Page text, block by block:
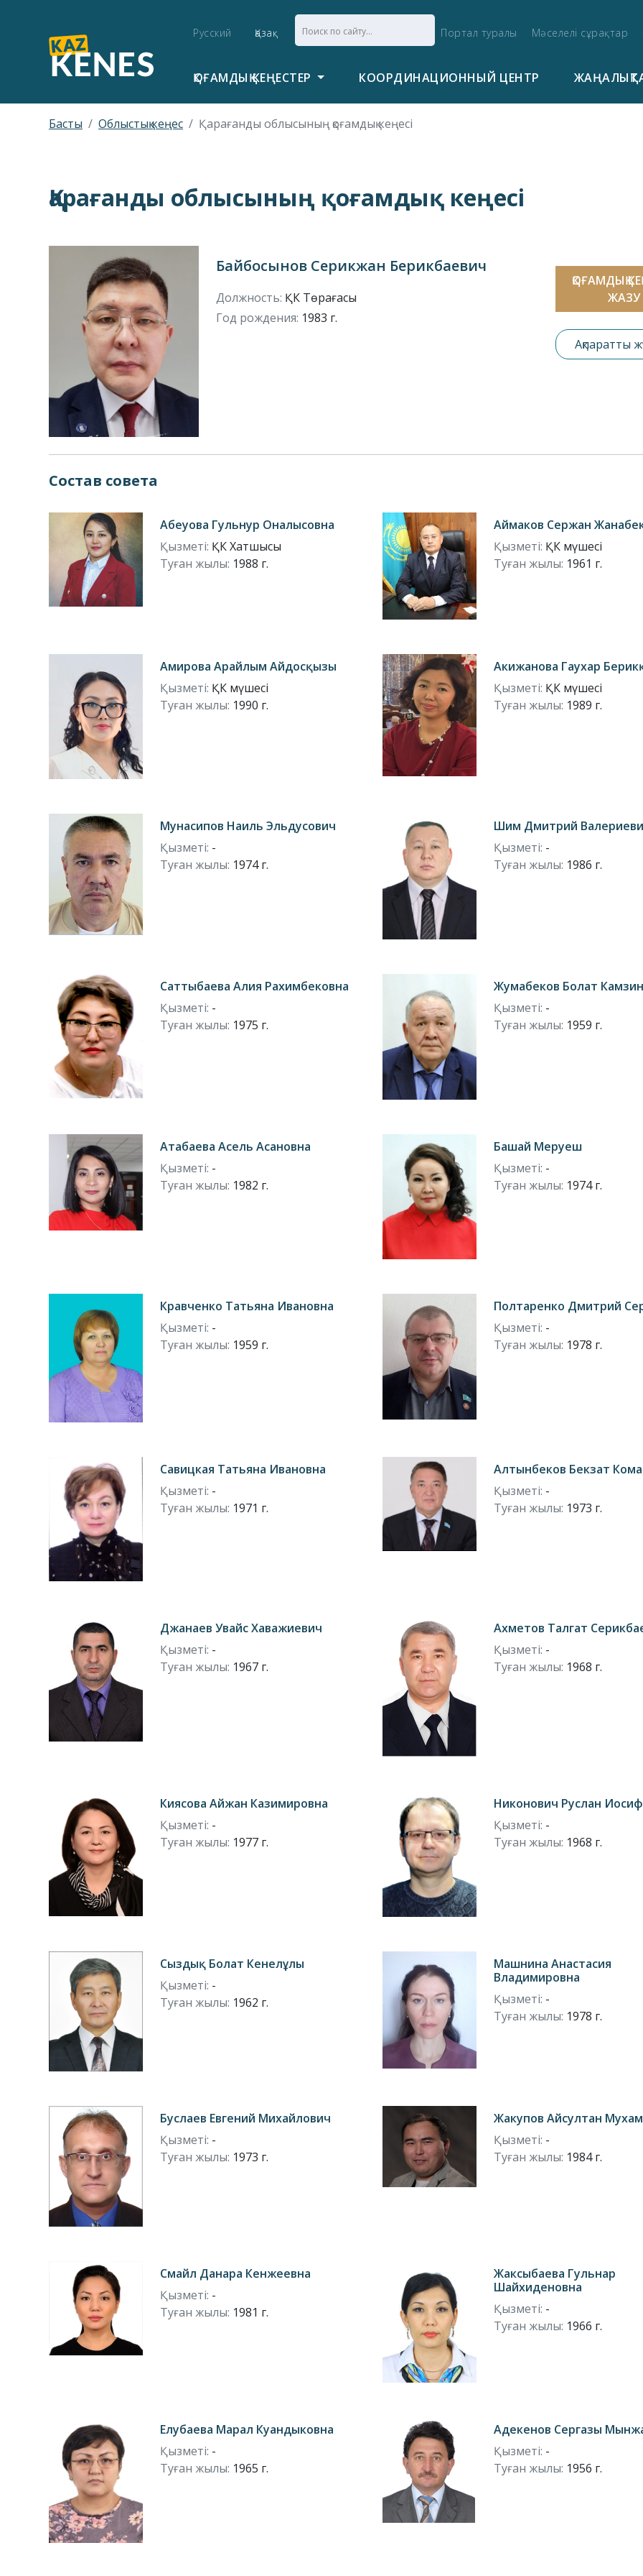
Русский Қазақ Портал туралы Мәселелі сұрақтар
ҚОҒАМДЫҚ КЕҢЕСТЕР КООРДИНАЦИОННЫЙ ЦЕНТР
Басты Облыстық кеңес Қарағанды облысының қоғамдық кеңесі
Қарағанды облысының қоғамдық кеңесі
Байбосынов Серикжан Берикбаевич
Должность: ҚК Төрағасы
Год рождения: 1983 г.
ҚОҒАМДЫҚ
ЖАЗУ
Ақпаратты
Состав совета
Абеуова Гульнур Оналысовна
Қызметі: ҚК Хатшысы
Туған жылы: 1988 г.
Аймаков Сержан
Қызметі: ҚК мүшесі
Туған жылы: 1961 г.
Амирова Арайлым Айдосқызы
Қызметі: ҚК мүшесі
Туған жылы: 1990 г.
Акижанова Гаухар
Қызметі: ҚК мүшесі
Туған жылы: 1989 г.
Мунасипов Наиль Эльдусович
Қызметі: -
Туған жылы: 1974 г.
Шим Дмитрий
Қызметі: -
Туған жылы: 1986 г.
Саттыбаева Алия Рахимбековна
Қызметі: -
Туған жылы: 1975 г.
Жумабеков Болат
Қызметі: -
Туған жылы: 1959 г.
Атабаева Асель Асановна
Қызметі: -
Туған жылы: 1982 г.
Башай Меруеш
Қызметі: -
Туған жылы: 1974 г.
Кравченко Татьяна Ивановна
Қызметі: -
Туған жылы: 1959 г.
Полтаренко Дмитрий
Қызметі: -
Туған жылы: 1978 г.
Савицкая Татьяна Ивановна
Қызметі: -
Туған жылы: 1971 г.
Алтынбеков Бекзат
Қызметі: -
Туған жылы: 1973 г.
Джанаев Увайс Хаважиевич
Қызметі: -
Туған жылы: 1967 г.
Ахметов Талгат
Қызметі: -
Туған жылы: 1968 г.
Киясова Айжан Казимировна
Қызметі: -
Туған жылы: 1977 г.
Никонович Руслан
Қызметі: -
Туған жылы: 1968 г.
Сыздық Болат Кенелұлы
Қызметі: -
Туған жылы: 1962 г.
Машнина Анастасия
Владимировна
Қызметі: -
Туған жылы: 1978 г.
Буслаев Евгений Михайлович
Қызметі: -
Туған жылы: 1973 г.
Жакупов Айсултан
Қызметі: -
Туған жылы: 1984 г.
Смайл Данара Кенжеевна
Қызметі: -
Туған жылы: 1981 г.
Жаксыбаева Гульнар
Шайхиденовна
Қызметі: -
Туған жылы: 1966 г.
Елубаева Марал Куандыковна
Қызметі: -
Туған жылы: 1965 г.
Адекенов Сергазы
Қызметі: -
Туған жылы: 1956 г.